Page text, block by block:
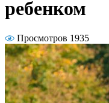
ребенком
Просмотров 1935